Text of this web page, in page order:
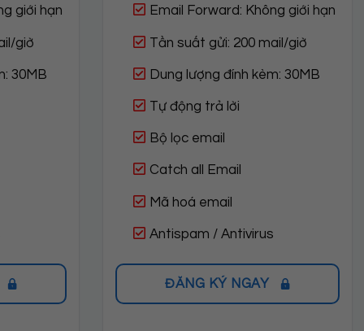
giới hạn
giờ
30MB
Email Forward: Không giới hạn
Tần suất gửi: 200 mail/giờ
Dung lượng đính kèm: 30MB
Tự động trả lời
Bộ lọc email
Catch all Email
Mã hoá email
Antispam / Antivirus
ĐĂNG KÝ NGAY